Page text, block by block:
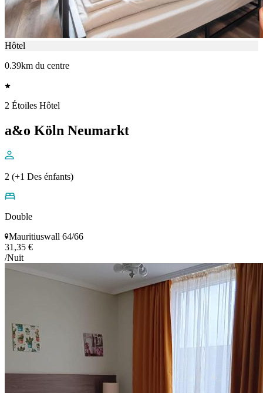
Hôtel
0.39km du centre
2 Étoiles Hôtel
a&o Köln Neumarkt
2 (+1 Des énfants)
Double
Mauritiuswall 64/66
31,35 €
/Nuit